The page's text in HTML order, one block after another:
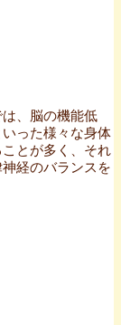
、脳の機能低
った様々な身体
とが多く、それ
経のバランスを